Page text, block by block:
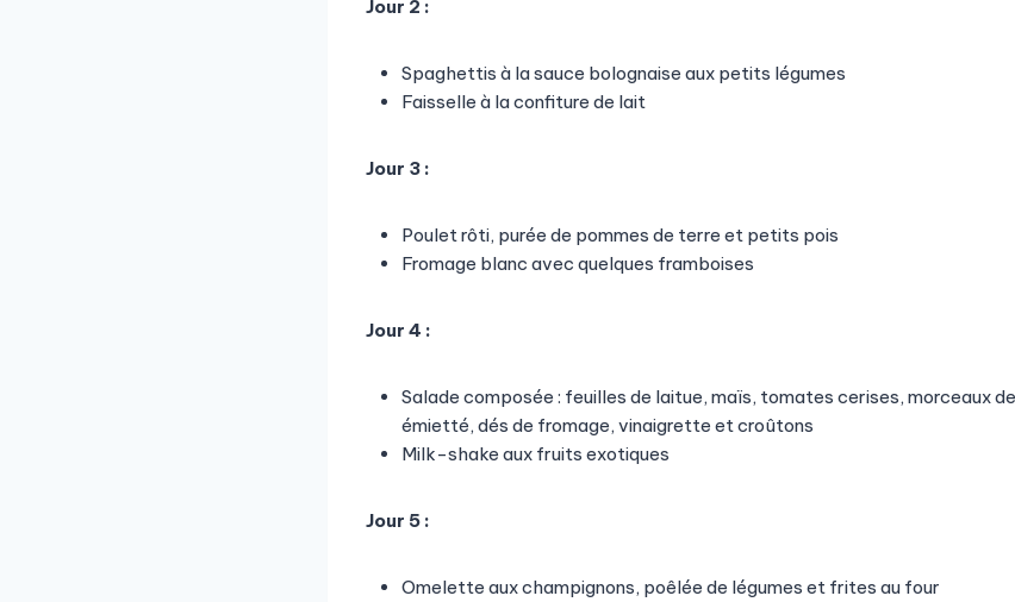
Jour 2 :
Spaghettis à la sauce bolognaise aux petits légumes
Faisselle à la confiture de lait
Jour 3 :
Poulet rôti, purée de pommes de terre et petits pois
Fromage blanc avec quelques framboises
Jour 4 :
Salade composée : feuilles de laitue, maïs, tomates cerises, morceaux
émietté, dés de fromage, vinaigrette et croûtons
Milk-shake aux fruits exotiques
Jour 5 :
Omelette aux champignons, poêlée de légumes et frites au four